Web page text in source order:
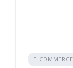
E-COMMERCE